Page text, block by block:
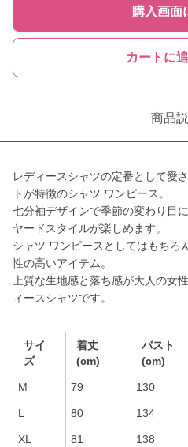
購入画面
カートに
商品
レディースシャツの定番として愛
トが特徴のシャツ ワンピース。
七分袖デザインで季節の変わり目
ヤードスタイルが楽しめます。
シャツ ワンピースとしてはもちろ
性の高いアイテム。
上質な生地感と落ち感が大人の女
ィースシャツです。
サイ
ズ
着丈
(cm)
バスト
(cm)
M 79 130
L 80 134
XL 81 138